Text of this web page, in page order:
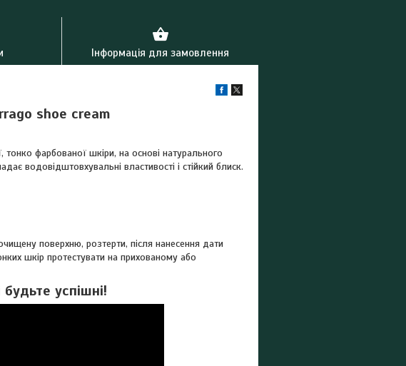
Інформація для замовлення
shoe cream
фарбованої шкіри, на основі натурального
водовідштовхувальні властивості і стійкий блиск.
поверхню, розтерти, після нанесення дати
шкір протестувати на прихованому або
успішні!